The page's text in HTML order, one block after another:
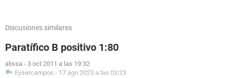
Discusiones similares
Paratífico B positivo 1:80
alissa - 3 oct 2011 a las 19:32
Eysercampos - 17 ago 2023 a las 03:23